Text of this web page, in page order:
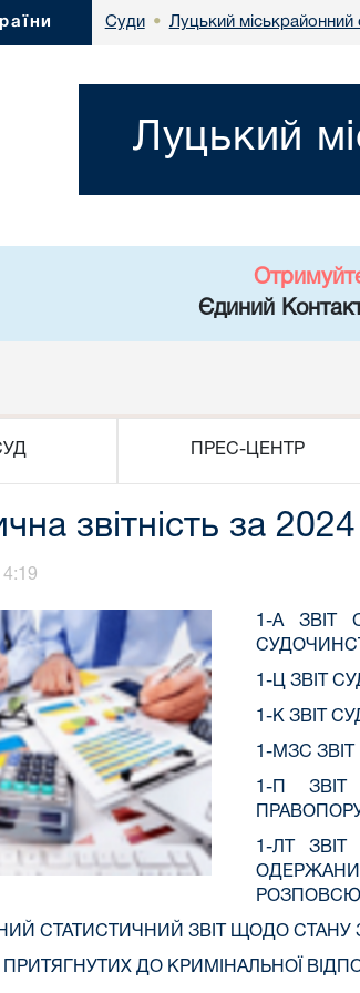
Суди • Луцький міськрайонний
Луцький
Єдиний
ПРЕС-ЦЕНТР
звітність за 2024
1-А ЗВІТ
1-Ц ЗВІТ
1-К ЗВІТ
1-МЗС
1-П ЗВІТ
1-ЛТ
СТАТИСТИЧНИЙ ЗВІТ ЩОДО
ПРИТЯГНУТИХ ДО КРИМІНАЛЬНОЇ